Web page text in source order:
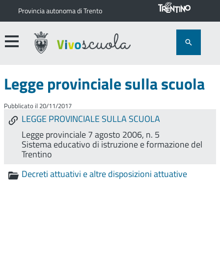
Provincia autonoma di Trento
Legge provinciale sulla scuola
Pubblicato il 20/11/2017
LEGGE PROVINCIALE SULLA SCUOLA
Legge provinciale 7 agosto 2006, n. 5
Sistema educativo di istruzione e formazione del
Trentino
Decreti attuativi e altre disposizioni attuative